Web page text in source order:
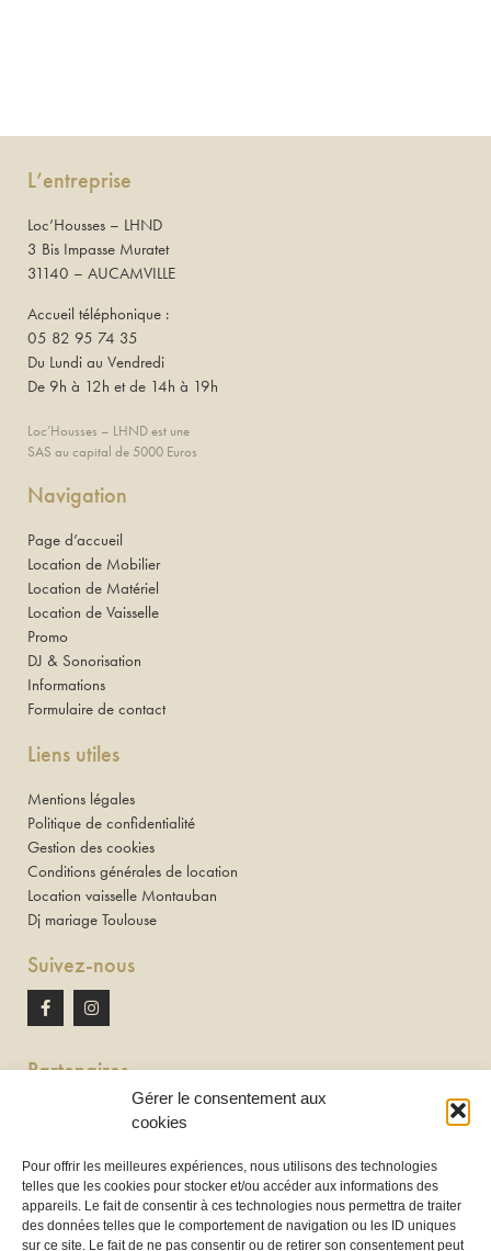
Gérer le consentement aux
cookies
Pour offrir les meilleures expériences, nous utilisons des technologies
telles que les cookies pour stocker et/ou accéder aux informations des
appareils. Le fait de consentir à ces technologies nous permettra de traiter
des données telles que le comportement de navigation ou les ID uniques
sur ce site. Le fait de ne pas consentir ou de retirer son consentement peut
L’entreprise
Loc’Housses – LHND
3 Bis Impasse Muratet
31140 – AUCAMVILLE
Accueil téléphonique :
05 82 95 74 35
Du Lundi au Vendredi
De 9h à 12h et de 14h à 19h
Loc’Housses – LHND est une
SAS au capital de 5000 Euros
Navigation
Page d’accueil
Location de Mobilier
Location de Matériel
Location de Vaisselle
Promo
DJ & Sonorisation
Informations
Formulaire de contact
Liens utiles
Mentions légales
Politique de confidentialité
Gestion des cookies
Conditions générales de location
Location vaisselle Montauban
Dj mariage Toulouse
Suivez-nous
Partenaires
Newton discomobile
Location de tireuse à bière :
Les Frères Brasseurs à Aucamville